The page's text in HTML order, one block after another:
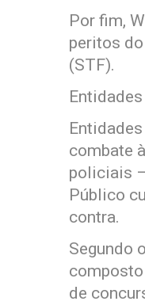
Por fim,
peritos
(STF).
combate
policiais
Público
contra.
Segundo
de